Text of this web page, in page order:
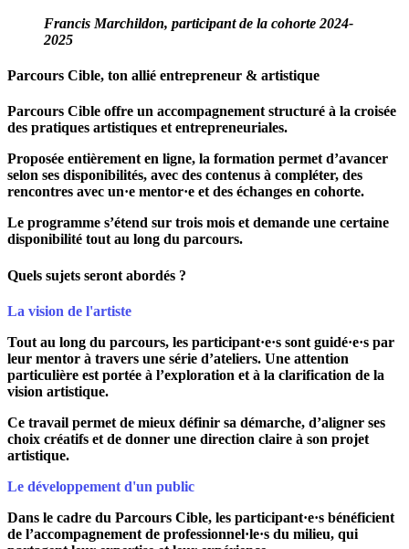
Francis Marchildon, participant de la cohorte 2024-
2025
Parcours Cible, ton allié entrepreneur & artistique
Parcours Cible offre un accompagnement structuré à la croisée
des pratiques artistiques et entrepreneuriales.
Proposée entièrement en ligne, la formation permet d’avancer
selon ses disponibilités, avec des contenus à compléter, des
rencontres avec un·e mentor·e et des échanges en cohorte.
Le programme s’étend sur trois mois et demande une certaine
disponibilité tout au long du parcours.
Quels sujets seront abordés ?
La vision de l'artiste
Tout au long du parcours, les participant·e·s sont guidé·e·s par
leur mentor à travers une série d’ateliers. Une attention
particulière est portée à l’exploration et à la clarification de la
vision artistique.
Ce travail permet de mieux définir sa démarche, d’aligner ses
choix créatifs et de donner une direction claire à son projet
artistique.
Le développement d'un public
Dans le cadre du Parcours Cible, les participant·e·s bénéficient
de l’accompagnement de professionnel·le·s du milieu, qui